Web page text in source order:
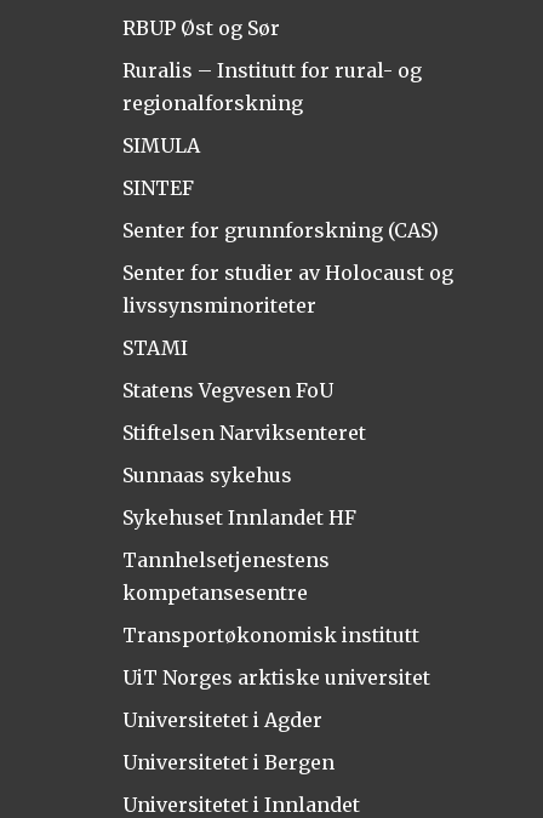
RBUP Øst og Sør
Ruralis – Institutt for rural- og
regionalforskning
SIMULA
SINTEF
Senter for grunnforskning (CAS)
Senter for studier av Holocaust og
livssynsminoriteter
STAMI
Statens Vegvesen FoU
Stiftelsen Narviksenteret
Sunnaas sykehus
Sykehuset Innlandet HF
Tannhelsetjenestens
kompetansesentre
Transportøkonomisk institutt
UiT Norges arktiske universitet
Universitetet i Agder
Universitetet i Bergen
Universitetet i Innlandet